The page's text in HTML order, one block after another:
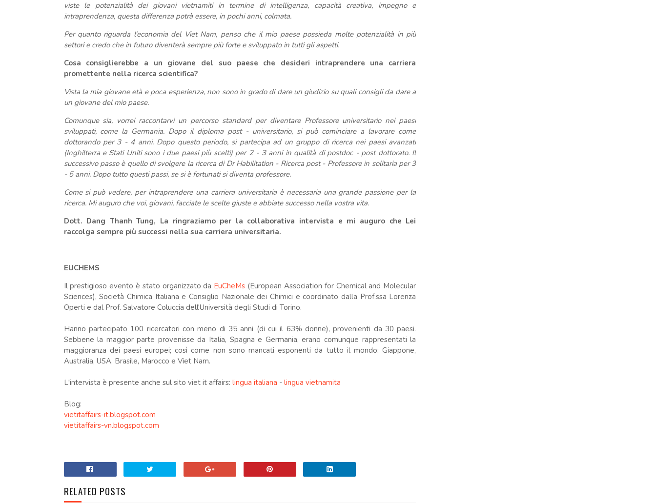
viste le potenzialità dei giovani vietnamiti in termine di intelligenza, capacità creativa, impegno e
intraprendenza, questa differenza potrà essere, in pochi anni, colmata.
Per quanto riguarda l'economia del Viet Nam, penso che il mio paese possieda molte potenzialità in più
settori e credo che in futuro diventerà sempre più forte e sviluppato in tutti gli aspetti.
Cosa consiglierebbe a un giovane del suo paese che desideri intraprendere una carriera
promettente nella ricerca scientifica?
Vista la mia giovane età e poca esperienza, non sono in grado di dare un giudizio su quali consigli da dare a
un giovane del mio paese.
Comunque sia, vorrei raccontarvi un percorso standard per diventare Professore universitario nei paesi
sviluppati, come la Germania. Dopo il diploma post - universitario, si può cominciare a lavorare come
dottorando per 3 - 4 anni. Dopo questo periodo, si partecipa ad un gruppo di ricerca nei paesi avanzati
(Inghilterra e Stati Uniti sono i due paesi più scelti) per 2 - 3 anni in qualità di postdoc - post dottorato. Il
successivo passo è quello di svolgere la ricerca di DrHabilitation - Ricerca post - Professore in solitaria per 3
- 5 anni. Dopo tutto questi passi, se si è fortunati si diventa professore.
Come si può vedere, per intraprendere una carriera universitaria è necessaria una grande passione per la
ricerca. Mi auguro che voi, giovani, facciate le scelte giuste e abbiate successo nella vostra vita.
Dott. Dang Thanh Tung, La ringraziamo per la collaborativa intervista e mi auguro che Lei
raccolga sempre più successi nella sua carriera universitaria.
EUCHEMS
Il prestigioso evento è stato organizzato da EuCheMs (European Association for Chemical and Molecular
Sciences), Società Chimica Italiana e Consiglio Nazionale dei Chimici e coordinato dalla Prof.ssa Lorenza
Operti e dal Prof. Salvatore Coluccia dell'Università degli Studi di Torino.
Hanno partecipato 100 ricercatori con meno di 35 anni (di cui il 63% donne), provenienti da 30 paesi.
Sebbene la maggior parte provenisse da Italia, Spagna e Germania, erano comunque rappresentati la
maggioranza dei paesi europei; così come non sono mancati esponenti da tutto il mondo: Giappone,
Australia, USA, Brasile, Marocco e Viet Nam.
L'intervista è presente anche sul sito viet it affairs: lingua italiana - lingua vietnamita
Blog:
vietitaffairs-it.blogspot.com
vietitaffairs-vn.blogspot.com
RELATED POSTS